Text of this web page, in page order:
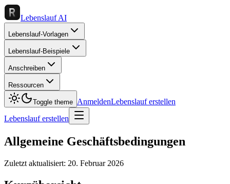
Lebenslauf AI
Lebenslauf-Vorlagen
Lebenslauf-Beispiele
Anschreiben
Ressourcen
Toggle theme AnmeldenLebenslauf erstellen
Lebenslauf erstellen
Allgemeine Geschäftsbedingungen
Zuletzt aktualisiert: 20. Februar 2026